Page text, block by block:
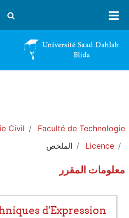
Faculté de Technologie
Civil
Licence
الملخص
معلومات المقرر
d'Expression